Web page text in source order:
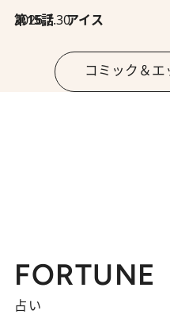
2026.7.30
第15話 アイス
コミック＆エ
FORTUNE
占い